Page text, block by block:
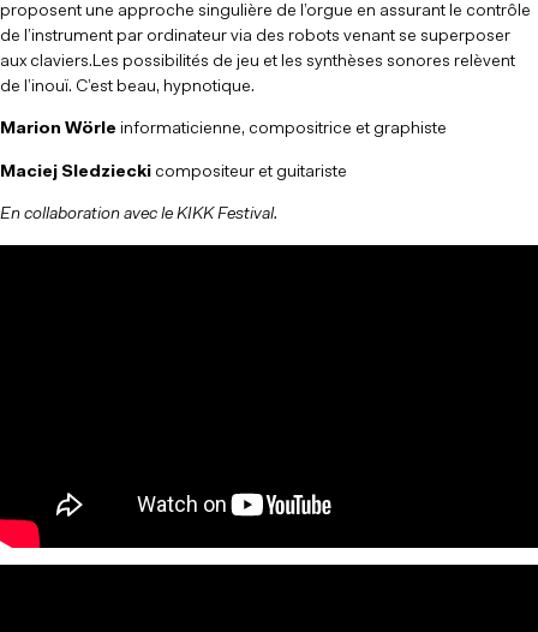
proposent une approche singulière de l’orgue en assurant le contrôle
de l’instrument par ordinateur via des robots venant se superposer
aux claviers.Les possibilités de jeu et les synthèses sonores relèvent
de l’inouï. C’est beau, hypnotique.
Marion Wörle informaticienne, compositrice et graphiste
Maciej Sledziecki compositeur et guitariste
En collaboration avec le KIKK Festival.